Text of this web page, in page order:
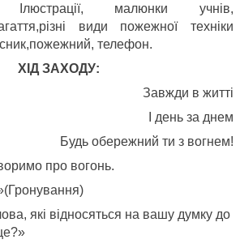
малюнки учнів,
види пожежної техніки
телефон.
ХІД ЗАХОДУ:
Завжди в житті
І день за днем
Будь обережний ти з вогнем!
про вогонь.
які відносяться на вашу думку до